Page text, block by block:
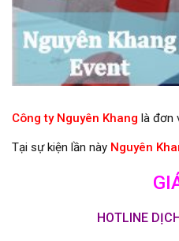
Công ty Nguyên Khang là đơn
Tại sự kiện lần này Nguyên
HOTLINE